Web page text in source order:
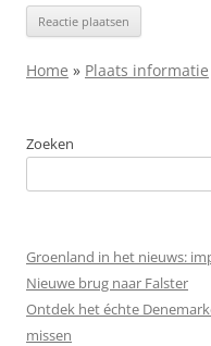
Home » Plaats informatie
Zoeken
Groenland in het nieuws:
Nieuwe brug naar Falster
Ontdek het échte
missen